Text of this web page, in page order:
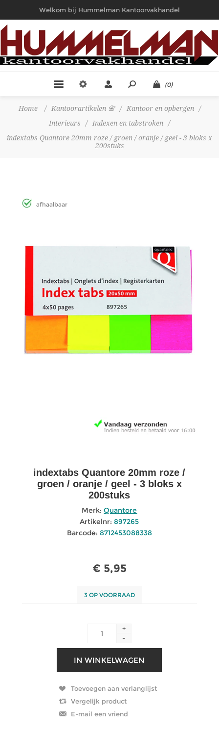
Welkom bij Hummelman Kantoorvakhandel
(0)
Home / Kantoorartikelen 📇 / Kantoor en opbergen
/
Interieurs
/ Indexen en tabstroken
/
indextabs Quantore 20mm roze / groen / oranje / geel - 3 bloks x
200stuks
afhaalbaar
indextabs Quantore 20mm roze /
groen / oranje / geel - 3 bloks x
200stuks
Merk: Quantore
Artikelnr: 897265
Barcode: 8712453088338
€ 5,95
3 OP VOORRAAD
+
-